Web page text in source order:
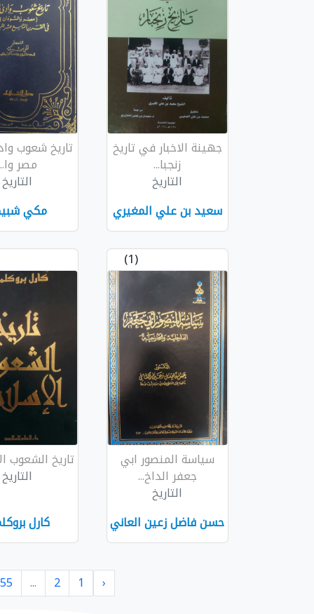
جهينة الاخبار في تاريخ
زنجبا...
التاريخ
سعيد بن علي المغيري
تاريخ شعوب
مصر
التاريخ
مكي
(1)
سياسة المنصور ابي
جعفر الداخ...
التاريخ
حسن فاضل زعين العاني
تاريخ الشعوب
التاريخ
كارل
‹
1
2
...